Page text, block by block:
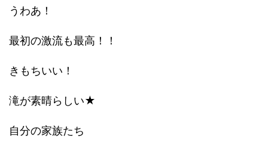
うわあ！
最初の激流も最高！！
きもちいい！
滝が素晴らしい★
自分の家族たち